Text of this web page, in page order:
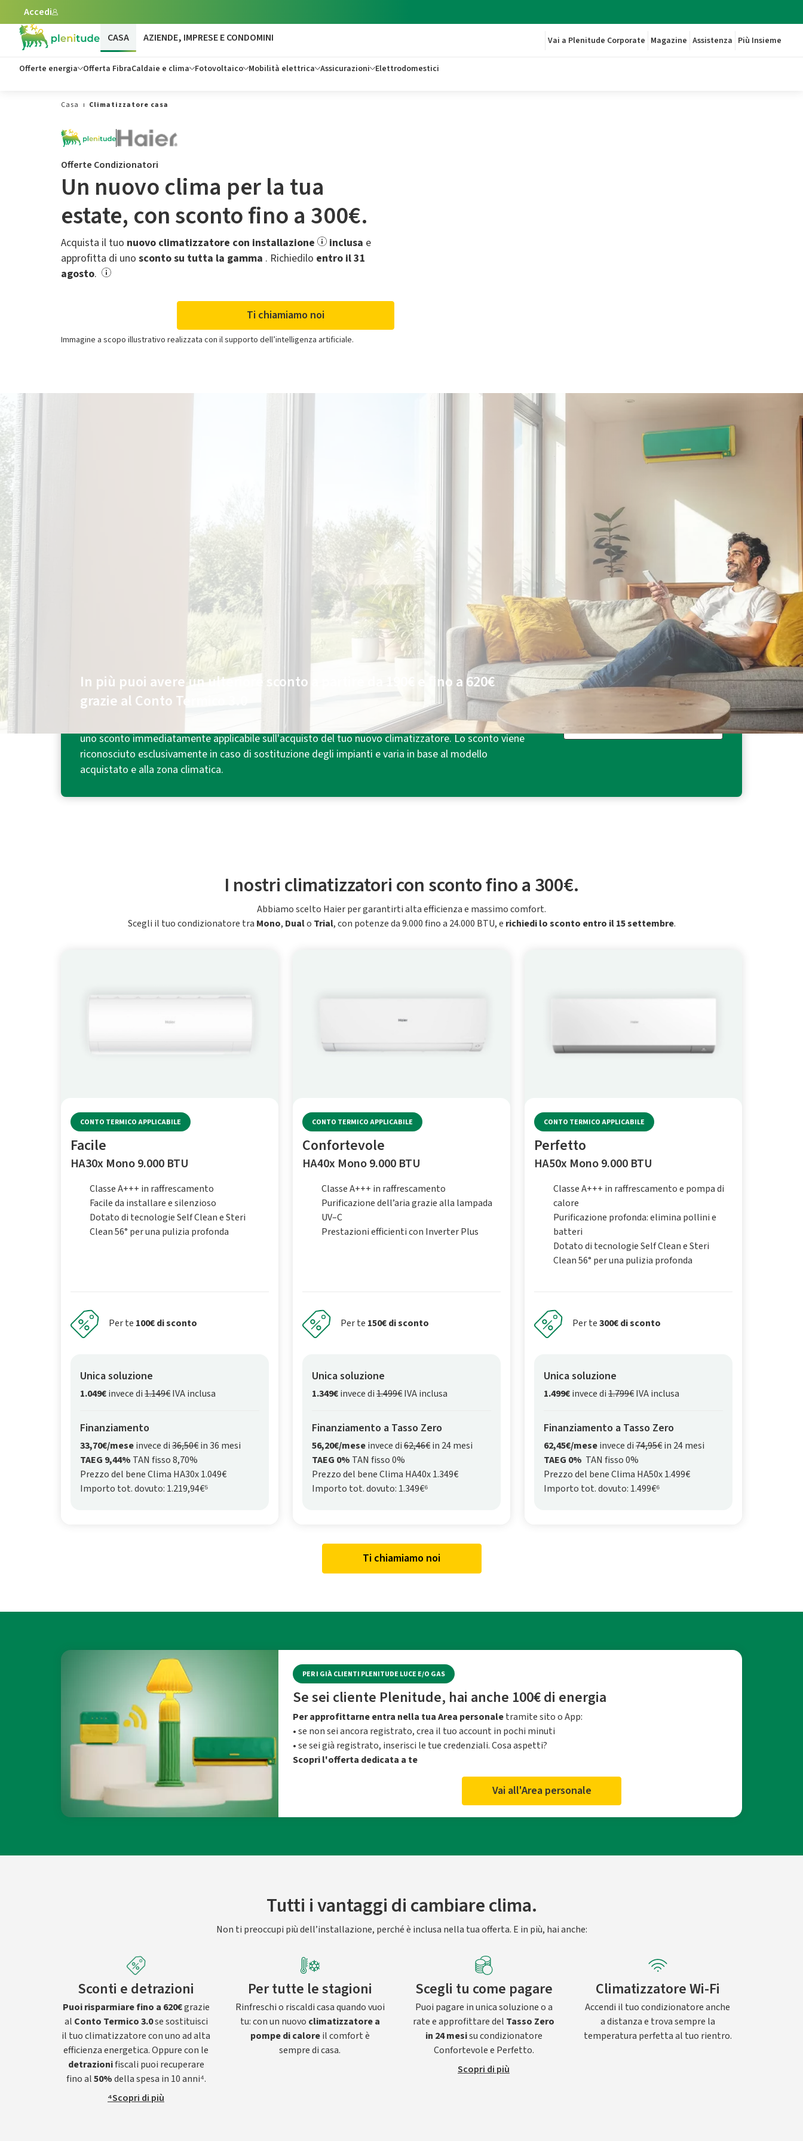
Vai al contenuto principale
Accedi
CASA
Offerte energia Offerta FibraCaldaie e clima Fotovoltaico Mobilità elettrica Assicurazioni Elettrodomestici
AZIENDE, IMPRESE E CONDOMINI Vai a Plenitude Corporate Magazine Assistenza Più Insieme
Casa Climatizzatore casa
Offerte Condizionatori
Un nuovo clima per la tua
estate,​ con sconto fino a 300€.
Acquista il tuo nuovo climatizzatore con installazione inclusa e
approfitta di uno sconto su tutta la gamma .​ Richiedilo entro il 31
agosto.
Ti chiamiamo noi
Immagine a scopo illustrativo realizzata con il supporto dell’intelligenza artificiale.
di essere contattato e hai:
sul climatizzatore.
climatizzatore e sei già cliente
Plenitude luce e/o gas
di essere contattato e hai:
Fino a 300€ di sconto
¹ sul climatizzatore.
100€ di energiain carta prepagata per le
tue bollette luce e/o gas².
Se acquisti il climatizzatore e
passi a Plenitude luce e/o gas
Fino a 200€ di sconto
Fino a 150€ di sconto in bolletta
(6,25€/mese per fornitura) per 12 mesi³.
In più puoi avere un ulteriore sconto a partire da 190€ e fino a 620€
grazie al Conto Termico 3.0
Con l'incentivo riconosciuto dal Conto Termico 3.0⁴, previsto dal DM 16/02/2016, puoi beneficiare di
uno sconto immediatamente applicabile sull'acquisto del tuo nuovo climatizzatore. Lo sconto viene
riconosciuto esclusivamente in caso di sostituzione degli impianti e varia in base al modello
acquistato e alla zona climatica.
Scopri di più
I nostri climatizzatori con sconto fino a 300€.
Abbiamo scelto Haier per garantirti alta efficienza e massimo comfort.
Scegli il tuo condizionatore tra Mono, Dualo Trial, con potenze da 9.000 fino a 24.000 BTU, e richiedi lo sconto entro il 15 settembre.
CONTO TERMICO APPLICABILE
Facile
HA30x Mono 9.000 BTU
Classe A+++ in raffrescamento
Facile da installare e silenzioso
Dotato di tecnologie Self Clean e Steri
Clean 56° per una pulizia profonda
Per te 100€ di sconto
Unica soluzione
1.049€invece di1.149€IVA inclusa
Finanziamento
33,70€/meseinvece di36,50€in 36 mesi
TAEG 9,44% TAN fisso 8,70%
Prezzo del bene Clima HA30x 1.049€
Importo tot. dovuto: 1.219,94€⁵
CONTO TERMICO APPLICABILE
Confortevole
HA40x Mono 9.000 BTU
Classe A+++ in raffrescamento
Purificazione dell’aria grazie alla lampada
UV–C
Prestazioni efficienti con Inverter Plus
Per te 150€ di sconto
Unica soluzione
1.349€invece di1.499€IVA inclusa
Finanziamento a Tasso Zero
56,20€/meseinvece di62,46€in 24 mesi
TAEG 0% TAN fisso 0%
Prezzo del bene Clima HA40x 1.349€
Importo tot. dovuto: 1.349€⁶
CONTO TERMICO APPLICABILE
Perfetto
HA50x Mono 9.000 BTU
Classe A+++ in raffrescamento e pompa di
calore
Purificazione profonda: elimina pollini e
batteri
Dotato di tecnologie Self Clean e Steri
Clean 56° per una pulizia profonda
Per te300€ di sconto
Unica soluzione
1.499€invece di1.799€IVA inclusa
Finanziamento a Tasso Zero
62,45€/meseinvece di74,95€in 24 mesi
TAEG 0% TAN fisso 0%
Prezzo del bene Clima HA50x 1.499€
Importo tot. dovuto: 1.499€⁶
Ti chiamiamo noi
PER I GIÀ CLIENTI PLENITUDE LUCE E/O GAS
Se sei cliente Plenitude, hai anche 100€ di energia
Per approfittarne entra nella tua Area personaletramite sito o App:
• se non sei ancora registrato, crea il tuo account in pochi minuti
• se sei già registrato, inserisci le tue credenziali. Cosa aspetti?
Scopri l'offerta dedicata a te
Vai all'Area personale
Tutti i vantaggi di cambiare clima.
Non ti preoccupi più dell’installazione, perché è inclusa nella tua offerta. E in più, hai anche:
Sconti e detrazioni
Puoi risparmiare fino a 620€grazie
al Conto Termico 3.0se sostituisci
il tuo climatizzatore con uno ad alta
efficienza energetica. Oppure con le
detrazionifiscali puoi recuperare
fino al50%della spesa in 10 anni⁴.
⁴Scopri di più
Per tutte le stagioni
Rinfreschi o riscaldi casa quando vuoi
tu: con un nuovo climatizzatore a
pompe di caloreil comfort è
sempre di casa.
Scegli tu come pagare
Puoi pagare in unica soluzione o a
rate e approfittare del Tasso Zero
in 24 mesisu condizionatore
Confortevole e Perfetto.
Scopri di più
Climatizzatore Wi-Fi
Accendi il tuo condizionatore anche
a distanza e trova sempre la
temperatura perfetta al tuo rientro.